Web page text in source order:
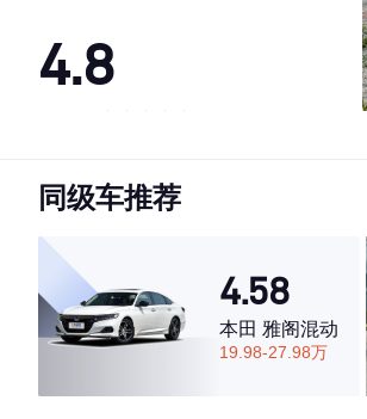
4.8
·内饰表现一般，低于57%同级车
·空间表现较为优秀，优于76%同级车
同级车推荐
4.58
本田 雅阁混动
19.98-27.98万